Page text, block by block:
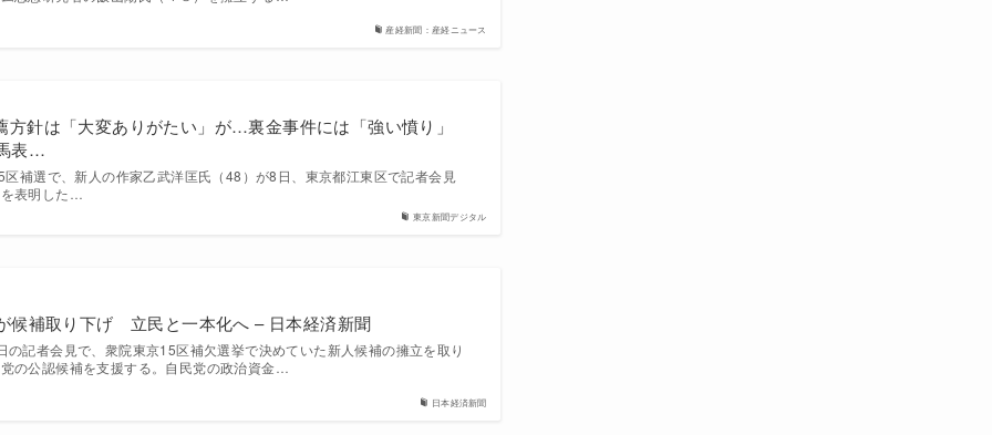
産経新聞：産経ニュース
東京新聞デジタル
方針は「大変ありがたい」が…裏金事件には「強い憤り」
表…
補選で、新人の作家乙武洋匡氏（48）が8日、東京都江東区で記者会見
表明した…
日本経済新聞
候補取り下げ 立民と一本化へ – 日本経済新聞
の記者会見で、衆院東京15区補欠選挙で決めていた新人候補の擁立を取り
の公認候補を支援する。自民党の政治資金…